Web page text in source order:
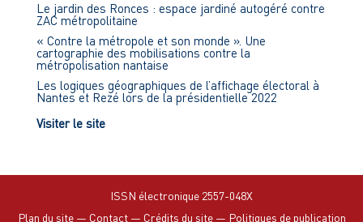
Le jardin des Ronces : espace jardiné autogéré contre
ZAC métropolitaine
« Contre la métropole et son monde ». Une
cartographie des mobilisations contre la
métropolisation nantaise
Les logiques géographiques de l’affichage électoral à
Nantes et Rezé lors de la présidentielle 2022
Visiter le site
ISSN électronique 2557-048X
Plan du site— Contact— Crédits du site— Politiques de publication